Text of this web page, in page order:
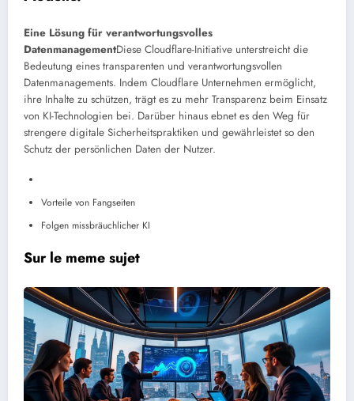
Eine Lösung für verantwortungsvolles
DatenmanagementDiese Cloudflare-Initiative unterstreicht die
Bedeutung eines transparenten und verantwortungsvollen
Datenmanagements. Indem Cloudflare Unternehmen ermöglicht,
ihre Inhalte zu schützen, trägt es zu mehr Transparenz beim Einsatz
von KI-Technologien bei. Darüber hinaus ebnet es den Weg für
strengere digitale Sicherheitspraktiken und gewährleistet so den
Schutz der persönlichen Daten der Nutzer.
Vorteile von Fangseiten
Folgen missbräuchlicher KI
Sur le meme sujet